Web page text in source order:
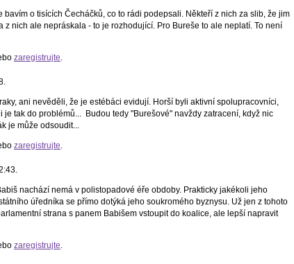
o tisících Čecháčků, co to rádi podepsali. Někteří z nich za slib, že jim
nich ale nepráskala - to je rozhodující. Pro Bureše to ale neplatí. To není
zaregistrujte.
ani nevěděli, že je estébáci evidují. Horší byli aktivní spolupracovníci,
je tak do problémů... Budou tedy "Burešové" navždy zatracení, když nic
je může odsoudit...
zaregistrujte.
nachází nemá v polistopadové éře obdoby. Prakticky jakékoli jeho
úředníka se přímo dotýká jeho soukromého byznysu. Už jen z tohoto
strana s panem Babišem vstoupit do koalice, ale lepší napravit
zaregistrujte.